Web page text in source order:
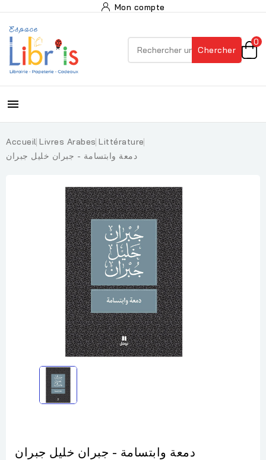
Mon compte
Chercher
0

Accueil Livres Arabes Littérature
دمعة وابتسامة - جبران خليل جبران
دمعة وابتسامة - جبران خليل جبران